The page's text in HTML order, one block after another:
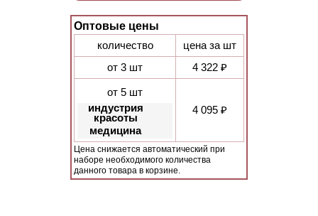
Оптовые цены
количество
цена за шт
от 3 шт
4 322 ₽
от 5 шт
индустрия
красоты
медицина
4 095 ₽
Цена снижается автоматический при
наборе необходимого количества
данного товара в корзине.